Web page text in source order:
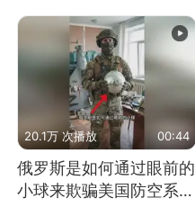
始？
20.1万 次播放 00:44
俄罗斯是如何通过眼前的
小球来欺骗美国防空系统